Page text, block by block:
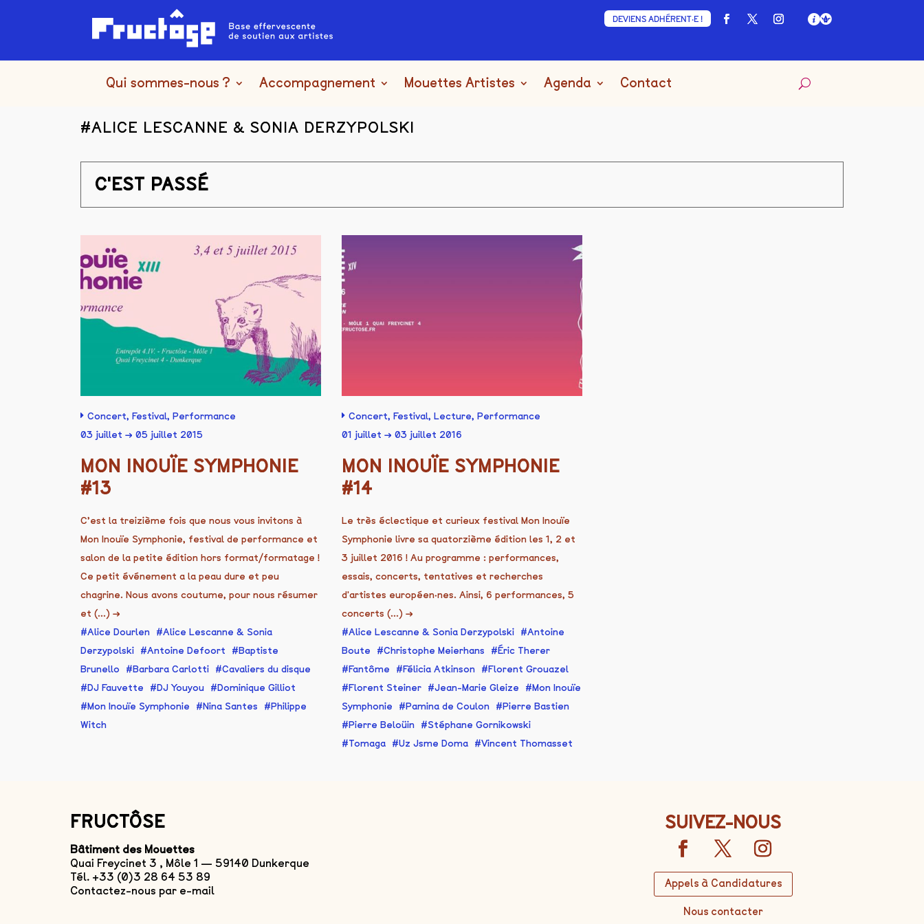
DEVIENS ADHÉRENT·E !
Qui sommes-nous ? Accompagnement Mouettes Artistes Agenda Contact
#ALICE LESCANNE & SONIA DERZYPOLSKI
C'EST PASSÉ
Concert, Festival, Performance
03 juillet → 05 juillet 2015
MON INOUÏE SYMPHONIE
#13
C’est la treizième fois que nous vous invitons à
Mon Inouïe Symphonie, festival de performance et
salon de la petite édition hors format/formatage !
Ce petit événement a la peau dure et peu
chagrine. Nous avons coutume, pour nous résumer
et (...) →
Alice Dourlen
Alice Lescanne & Sonia
Derzypolski
Antoine Defoort
Baptiste
Brunello
Barbara Carlotti
Cavaliers du disque
DJ Fauvette
DJ Youyou
Dominique Gilliot
Mon Inouïe Symphonie
Nina Santes
Philippe
Witch
Concert, Festival, Lecture, Performance
01 juillet → 03 juillet 2016
MON INOUÏE SYMPHONIE
#14
Le très éclectique et curieux festival Mon Inouïe
Symphonie livre sa quatorzième édition les 1, 2 et
3 juillet 2016 ! Au programme : performances,
essais, concerts, tentatives et recherches
d'artistes européen·nes. Ainsi, 6 performances, 5
concerts (...) →
Alice Lescanne & Sonia Derzypolski
Antoine
Boute
Christophe Meierhans
Éric Therer
Fantôme
Félicia Atkinson
Florent Grouazel
Florent Steiner
Jean-Marie Gleize
Mon Inouïe
Symphonie
Pamina de Coulon
Pierre Bastien
Pierre Beloüin
Stéphane Gornikowski
Tomaga
Uz Jsme Doma Vincent Thomasset
FRUCTÔSE
Bâtiment des Mouettes
Quai Freycinet 3 , Môle 1 — 59140 Dunkerque
Tél. +33 (0)3 28 64 53 89
Contactez-nous par e-mail
SUIVEZ-NOUS
Appels à Candidatures
Nous contacter